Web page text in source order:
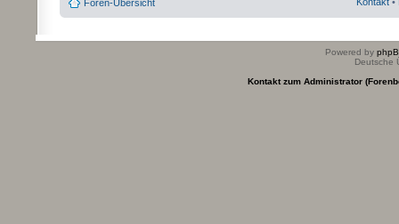
Foren-Übersicht
Powered by
Deutsche
Kontakt zum Administrator